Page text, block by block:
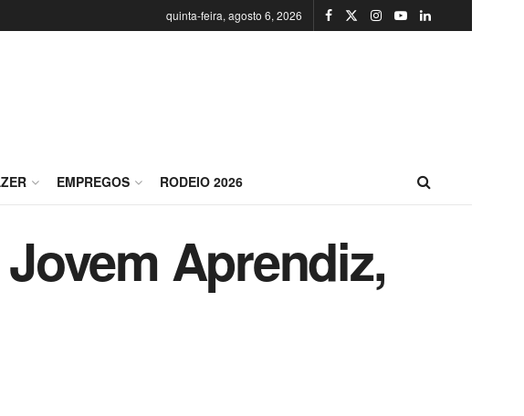
quinta-feira, agosto 6, 2026
EMPREGOS RODEIO 2026
Aprendiz,